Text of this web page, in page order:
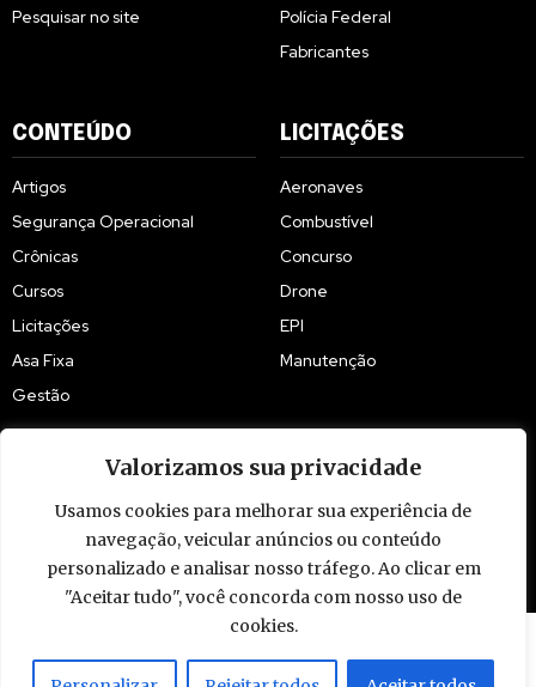
Valorizamos sua privacidade
Usamos cookies para melhorar sua experiência de
navegação, veicular anúncios ou conteúdo
personalizado e analisar nosso tráfego. Ao clicar em
"Aceitar tudo", você concorda com nosso uso de
cookies.
Pesquisar no site
Polícia Federal
Fabricantes
CONTEÚDO
Artigos
Segurança Operacional
Crônicas
Cursos
Licitações
Asa Fixa
Gestão
LICITAÇÕES
Aeronaves
Combustível
Concurso
Drone
EPI
Manutenção
© 2009 - 2026 Piloto Policial. Todos os direitos reservados. Brasil.